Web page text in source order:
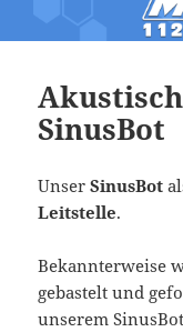
SinusBot
UnserSinusBot
Leitstelle.
Bekannterweise
gebastelt und
unserem